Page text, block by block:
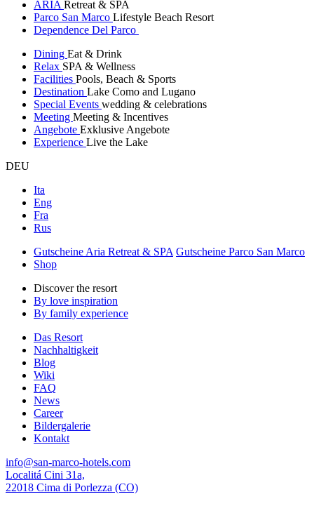
ARIA Retreat & SPA
Parco San Marco Lifestyle Beach Resort
Dependence Del Parco
Dining Eat & Drink
Relax SPA & Wellness
Facilities Pools, Beach & Sports
Destination Lake Como and Lugano
Special Events wedding & celebrations
Meeting Meeting & Incentives
Angebote Exklusive Angebote
Experience Live the Lake
DEU
Ita
Eng
Fra
Rus
Gutscheine Aria Retreat & SPA Gutscheine Parco San Marco
Shop
Discover the resort
By love inspiration
By family experience
Das Resort
Nachhaltigkeit
Blog
Wiki
FAQ
News
Career
Bildergalerie
Kontakt
info@san-marco-hotels.com
Localitá Cini 31a,
22018 Cima di Porlezza (CO)